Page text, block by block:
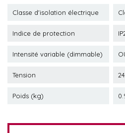
Classe d'isolation électrique
Indice de protection
Intensité variable (dimmable)
Tension
Poids (kg)